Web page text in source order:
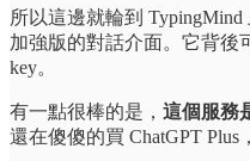
所以這邊就輪到
加強版的對話介面。它背後
key。
有一點很棒的是， 這個服務
還在傻傻的買 ChatGPT Plus